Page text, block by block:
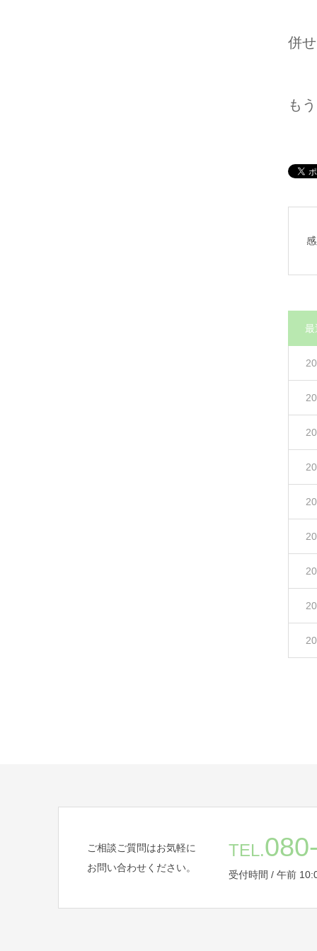
併
も
最
ご相談ご質問はお気軽に
お問い合わせください。
TEL.
受付時間 / 午前